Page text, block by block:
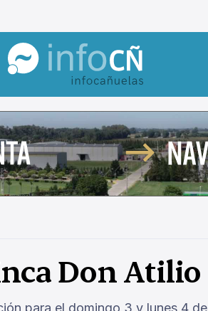
InfoCañuelas
Don Atilio
para el domingo 3 y lunes 4 de